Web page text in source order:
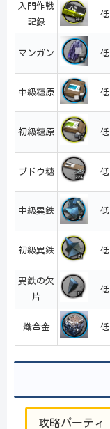
入門作戦
記録
低
マンガン 低
中級糖原 低
初級糖原 低
ブドウ糖 低
中級異鉄 低
初級異鉄 低
異鉄の欠
片
低
熾合金 低
攻略パーティ